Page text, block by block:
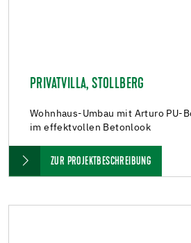
PRIVATVILLA, STOLLBERG
Wohnhaus-Umbau mit Arturo PU-
im effektvollen Betonlook
ZUR PROJEKTBESCHREIBUNG